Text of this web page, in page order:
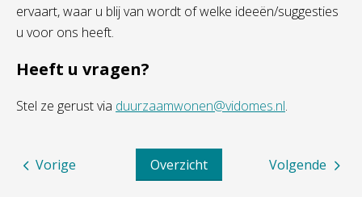
ervaart, waar u blij van wordt of welke ideeën/suggesties
u voor ons heeft.
Heeft u vragen?
Stel ze gerust via duurzaamwonen@vidomes.nl.
Volgende
Overzicht
Vorige